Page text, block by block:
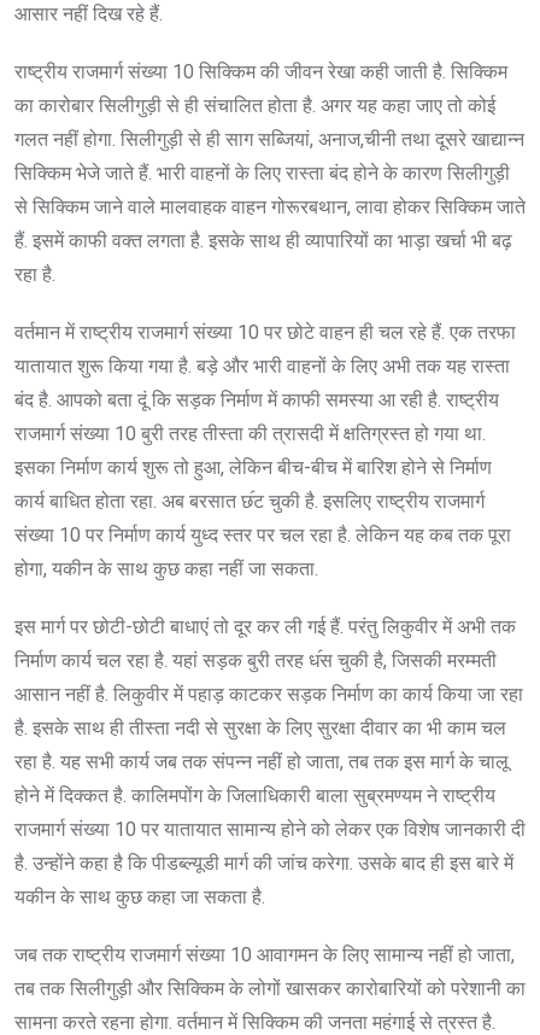
आसार नहीं दिख रहे हैं.
राष्ट्रीय राजमार्ग संख्या 10 सिक्किम की जीवन रेखा कही जाती है. सिक्किम
का कारोबार सिलीगुड़ी से ही संचालित होता है. अगर यह कहा जाए तो कोई
गलत नहीं होगा. सिलीगुड़ी से ही साग सब्जियां, अनाज,चीनी तथा दूसरे खाद्यान्न
सिक्किम भेजे जाते हैं. भारी वाहनों के लिए रास्ता बंद होने के कारण सिलीगुड़ी
से सिक्किम जाने वाले मालवाहक वाहन गोरूरबथान, लावा होकर सिक्किम जाते
हैं. इसमें काफी वक्त लगता है. इसके साथ ही व्यापारियों का भाड़ा खर्चा भी बढ़
रहा है.
वर्तमान में राष्ट्रीय राजमार्ग संख्या 10 पर छोटे वाहन ही चल रहे हैं. एक तरफा
यातायात शुरू किया गया है. बड़े और भारी वाहनों के लिए अभी तक यह रास्ता
बंद है. आपको बता दूं कि सड़क निर्माण में काफी समस्या आ रही है. राष्ट्रीय
राजमार्ग संख्या 10 बुरी तरह तीस्ता की त्रासदी में क्षतिग्रस्त हो गया था.
इसका निर्माण कार्य शुरू तो हुआ, लेकिन बीच-बीच में बारिश होने से निर्माण
कार्य बाधित होता रहा. अब बरसात छ॔ट चुकी है. इसलिए राष्ट्रीय राजमार्ग
संख्या 10 पर निर्माण कार्य युध्द स्तर पर चल रहा है. लेकिन यह कब तक पूरा
होगा, यकीन के साथ कुछ कहा नहीं जा सकता.
इस मार्ग पर छोटी-छोटी बाधाएं तो दूर कर ली गई हैं. परंतु लिकुवीर में अभी तक
निर्माण कार्य चल रहा है. यहां सड़क बुरी तरह ध॔स चुकी है, जिसकी मरम्मती
आसान नहीं है. लिकुवीर में पहाड़ काटकर सड़क निर्माण का कार्य किया जा रहा
है. इसके साथ ही तीस्ता नदी से सुरक्षा के लिए सुरक्षा दीवार का भी काम चल
रहा है. यह सभी कार्य जब तक संपन्न नहीं हो जाता, तब तक इस मार्ग के चालू
होने में दिक्कत है. कालिमपोंग के जिलाधिकारी बाला सुब्रमण्यम ने राष्ट्रीय
राजमार्ग संख्या 10 पर यातायात सामान्य होने को लेकर एक विशेष जानकारी दी
है. उन्होंने कहा है कि पीडब्ल्यूडी मार्ग की जांच करेगा. उसके बाद ही इस बारे में
यकीन के साथ कुछ कहा जा सकता है.
जब तक राष्ट्रीय राजमार्ग संख्या 10 आवागमन के लिए सामान्य नहीं हो जाता,
तब तक सिलीगुड़ी और सिक्किम के लोगों खासकर कारोबारियों को परेशानी का
सामना करते रहना होगा. वर्तमान में सिक्किम की जनता महंगाई से त्रस्त है.